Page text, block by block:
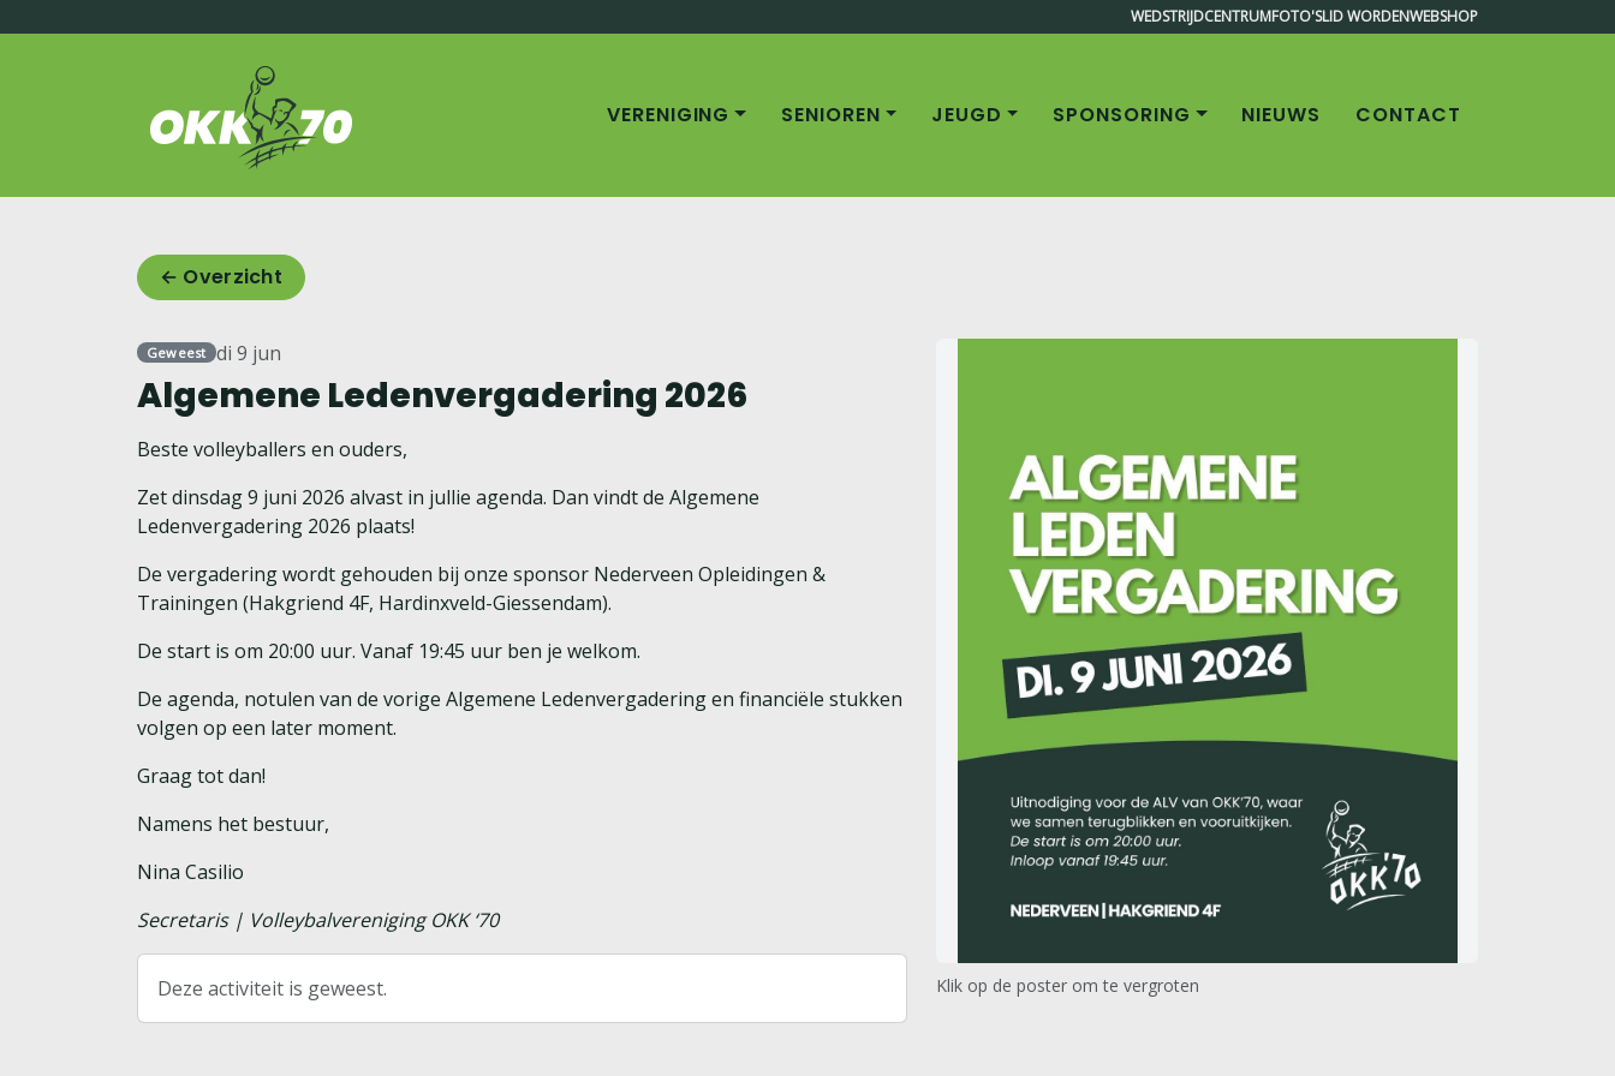
WEDSTRIJDCENTRUMFOTO'SLID WORDENWEBSHOP
OKK'70 VERENIGING SENIOREN JEUGD SPONSORING NIEUWS CONTACT
← Overzicht
Geweest di 9 jun
Algemene Ledenvergadering 2026
Beste volleyballers en ouders,
Zet dinsdag 9 juni 2026 alvast in jullie agenda. Dan vindt de Algemene
Ledenvergadering 2026 plaats!
De vergadering wordt gehouden bij onze sponsor Nederveen Opleidingen &
Trainingen (Hakgriend 4F, Hardinxveld-Giessendam).
De start is om 20:00 uur. Vanaf 19:45 uur ben je welkom.
De agenda, notulen van de vorige Algemene Ledenvergadering en financiële stukken
volgen op een later moment.
Graag tot dan!
Namens het bestuur,
Nina Casilio
Secretaris | Volleybalvereniging OKK ‘70
Deze activiteit is geweest. Klik op de poster om te vergroten